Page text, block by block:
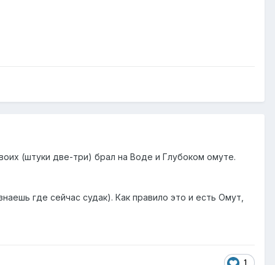
(штуки две-три) брал на Воде и Глубоком омуте.
где сейчас судак). Как правило это и есть Омут,
1